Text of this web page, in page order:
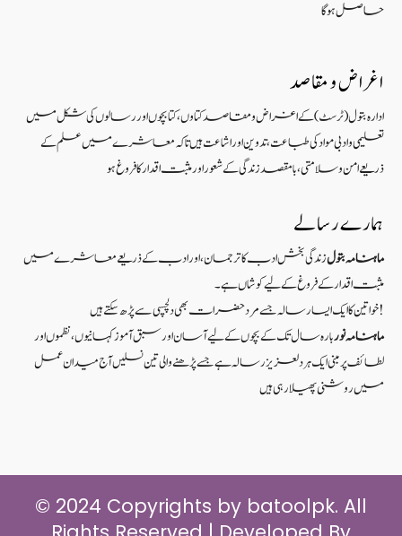
حاصل ہو گا
اغراض و مقاصد
ادارہ بتول (ٹرسٹ) کے اغراض و مقاصد کتاوں ، کتابچوں اور رسالوں کی شکل میں
تعلیمی و ادبی مواد کی طباعت، تدوین اور اشاعت ہیں تاکہ معاشرے میں علم کے
ذریعےامن و سلامتی ، بامقصد زندگی کے شعوراورمثبت اقدار کا فروغ ہو
ہمارے رسالے
ماہنامہ بتولزندگی بخش ادب کا ترجمان، اور ادب کے ذریعے معاشرے میں
مثبت اقدار کے فروغ کے لیے کوشاں ہے۔
خواتین کا ایک ایسا رسالہ جسے مرد حضرات بھی دلچسپی سے پڑھ سکتے ہیں!
ماہنامہ نوربارہ سال تک کے بچوں کے لیے آسان اور سبق آموزکہانیوں ،نظموں اور
لطائف پر مبنی ایک ہر دلعزیز رسالہ ہے جسے پڑھنے والی تین نسلیں آج میدان عمل
میں روشنی پھیلا رہی ہیں
© 2024 Copyrights by batoolpk. All